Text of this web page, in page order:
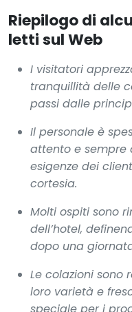
Riepilogo di
letti sul Web
I visitatori
tranquillità delle
passi dalle
Il personale è
attento e sempre
esigenze dei
cortesia.
Molti ospiti sono
dell’hotel,
dopo una
Le colazioni
loro varietà e
speciale per i